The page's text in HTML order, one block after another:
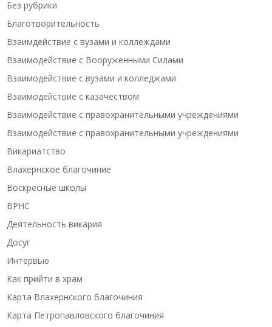
Без рубрики
Благотворительность
Взаимдействие с вузами и коллеждами
Взаимодействие с Вооруженными Силами
Взаимодействие с вузами и колледжами
Взаимодействие с казачеством
Взаимодействие с правохранительными учреждениями
Взаимодействие с правохранительными учреждениями
Викариатство
Влахернское благочиние
Воскресные школы
ВРНС
Деятельность викария
Досуг
Интервью
Как прийти в храм
Карта Влахернского благочиния
Карта Петропавловского благочиния